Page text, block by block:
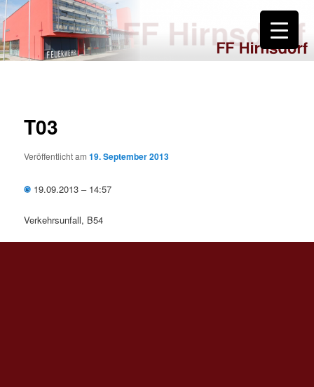
Zum
primären
Inhalt
springenFF Hirnsdorf
T03
Veröffentlicht am19. September 2013
19.09.2013 – 14:57
Verkehrsunfall, B54